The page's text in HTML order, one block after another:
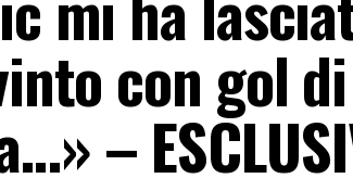
con gol
–